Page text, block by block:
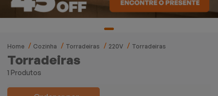
Home Cozinha Torradeiras 220V Torradeiras
Torradeiras
1 Produtos